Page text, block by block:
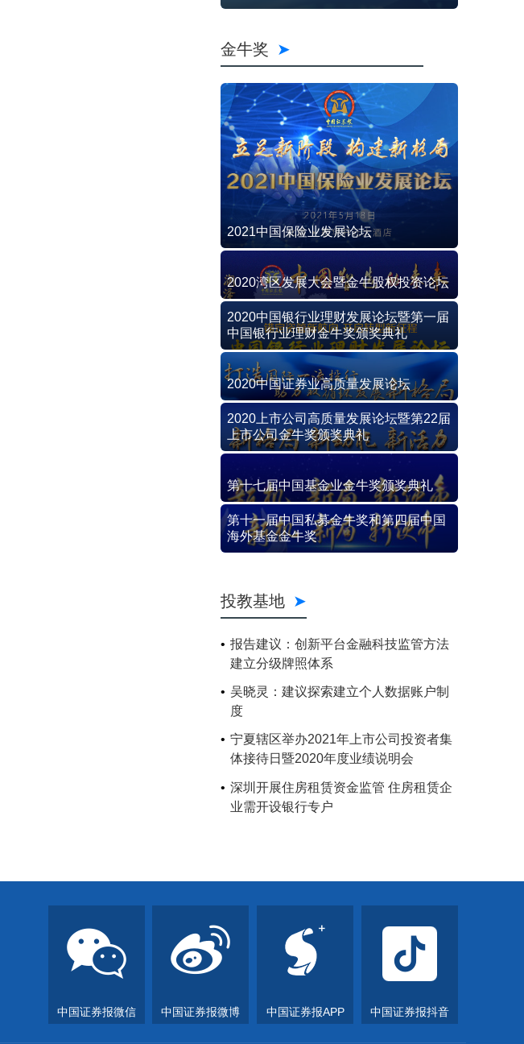
金牛奖
2021中国保险业发展论坛
2020湾区发展大会暨金牛股权投资论坛
2020中国银行业理财发展论坛暨第一届
中国银行业理财金牛奖颁奖典礼
2020中国证券业高质量发展论坛
2020上市公司高质量发展论坛暨第22届
上市公司金牛奖颁奖典礼
第十七届中国基金业金牛奖颁奖典礼
第十一届中国私募金牛奖和第四届中国
海外基金金牛奖
投教基地
报告建议：创新平台金融科技监管方法
建立分级牌照体系
吴晓灵：建议探索建立个人数据账户制
度
宁夏辖区举办2021年上市公司投资者集
体接待日暨2020年度业绩说明会
深圳开展住房租赁资金监管 住房租赁企
业需开设银行专户
中国证券报微信 中国证券报微博 中国证券报APP 中国证券报抖音